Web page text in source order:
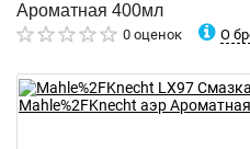
Ароматная 400мл
0 оценок О